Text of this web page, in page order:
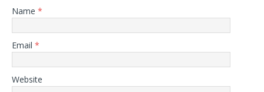
Name *
Email *
Website